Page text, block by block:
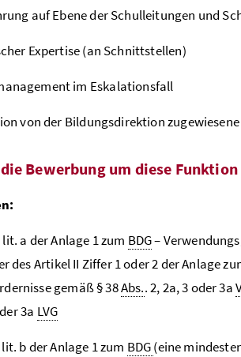
auf Ebene der Schulleitungen und
Expertise (an Schnittstellen)
im Eskalationsfall
von der Bildungsdirektion
Bewerbung um diese
a der Anlage 1 zum BDG–
des Artikel II Ziffer 1 oder 2 der Anlage
gemäß § 38Abs.. 2, 2a, 3 oder 3a
3a LVG
b der Anlage 1 zum BDG(eine